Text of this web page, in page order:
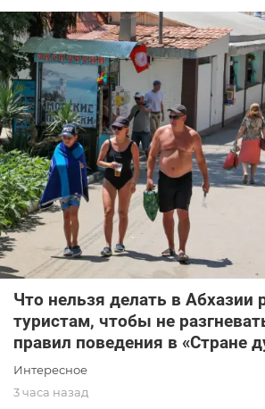
Что нельзя делать в Абхазии
туристам, чтобы не
правил поведения в «Стране
Интересное
3 часа назад